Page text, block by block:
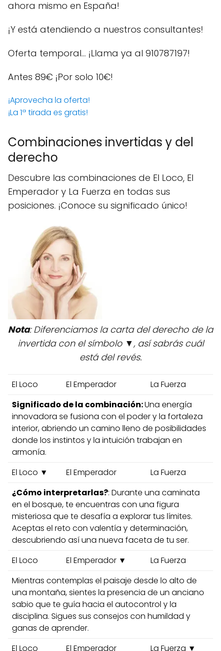
ahora mismo en España!
¡Y está atendiendo a nuestros consultantes!
Oferta temporal… ¡Llama ya al 910787197!
Antes 89€ ¡Por solo 10€!
¡Aprovecha la oferta!
¡La 1ª tirada es gratis!
Combinaciones invertidas y del
derecho
Descubre las combinaciones de El Loco, El
Emperador y La Fuerza en todas sus
posiciones. ¡Conoce su significado único!
Nota: Diferenciamos la carta del derecho de la
invertida con el símbolo ▼, así sabrás cuál
está del revés.
El Loco El Emperador
La Fuerza
Significado de la combinación:Una energía
innovadora se fusiona con el poder y la fortaleza
interior, abriendo un camino lleno de posibilidades
donde los instintos y la intuición trabajan en
armonía.
El Loco ▼
El Emperador
La Fuerza
¿Cómo interpretarlas?: Durante una caminata
en el bosque, te encuentras con una figura
misteriosa que te desafía a explorar tus límites.
Aceptas el reto con valentía y determinación,
descubriendo así una nueva faceta de tu ser.
El Loco
El Emperador ▼
La Fuerza
Mientras contemplas el paisaje desde lo alto de
una montaña, sientes la presencia de un anciano
sabio que te guía hacia el autocontrol y la
disciplina. Sigues sus consejos con humildad y
ganas de aprender.
El Loco
El Emperador La Fuerza ▼